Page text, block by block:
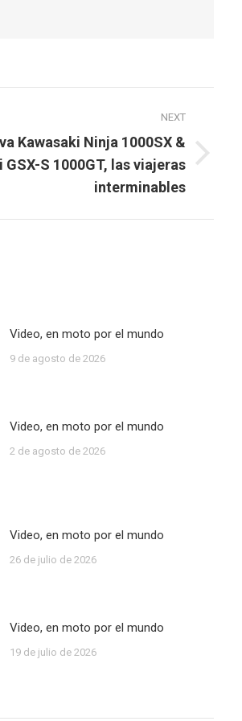
NEXT
Kawasaki Ninja 1000SX &
GSX-S 1000GT, las viajeras
interminables
Video, en moto por el mundo
9 de agosto de 2026
Video, en moto por el mundo
2 de agosto de 2026
Video, en moto por el mundo
26 de julio de 2026
Video, en moto por el mundo
19 de julio de 2026